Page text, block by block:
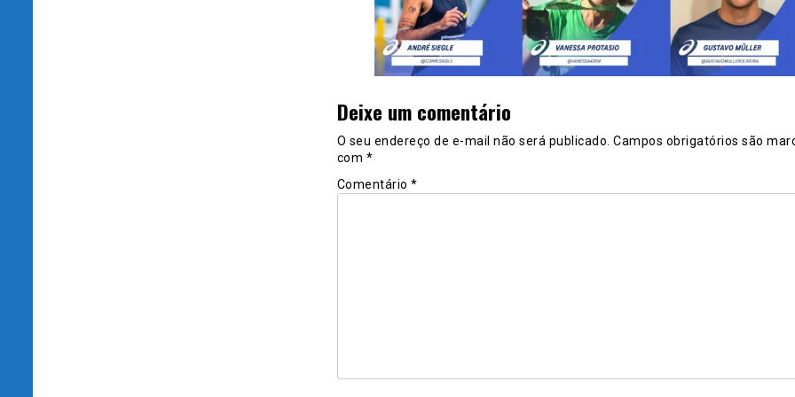
Deixe um comentário
O seu endereço de e-mail não será publicado. Campos obrigatórios são
com *
Comentário *